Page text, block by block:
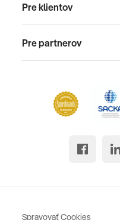
Pre klientov
Pre partnerov
Spravovať Cookies